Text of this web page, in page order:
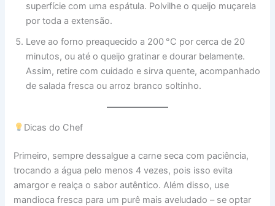
superfície com uma espátula. Polvilhe o queijo muçarela
por toda a extensão.
Leve ao forno preaquecido a 200 °C por cerca de 20
minutos, ou até o queijo gratinar e dourar belamente.
Assim, retire com cuidado e sirva quente, acompanhado
de salada fresca ou arroz branco soltinho.
Dicas do Chef
Primeiro, sempre dessalgue a carne seca com paciência,
trocando a água pelo menos 4 vezes, pois isso evita
amargor e realça o sabor autêntico. Além disso, use
mandioca fresca para um purê mais aveludado – se optar